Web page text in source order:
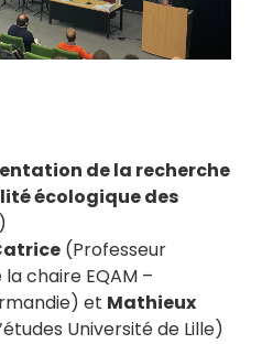
de la recherche
écologique des
(Professeur
chaire EQAM –
et Mathieux
Université de Lille)